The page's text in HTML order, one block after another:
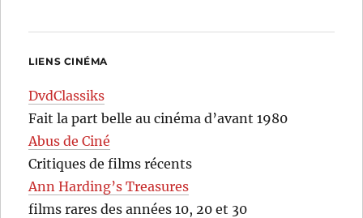
LIENS CINÉMA
DvdClassiks
Fait la part belle au cinéma d’avant 1980
Abus de Ciné
Critiques de films récents
Ann Harding’s Treasures
films rares des années 10, 20 et 30